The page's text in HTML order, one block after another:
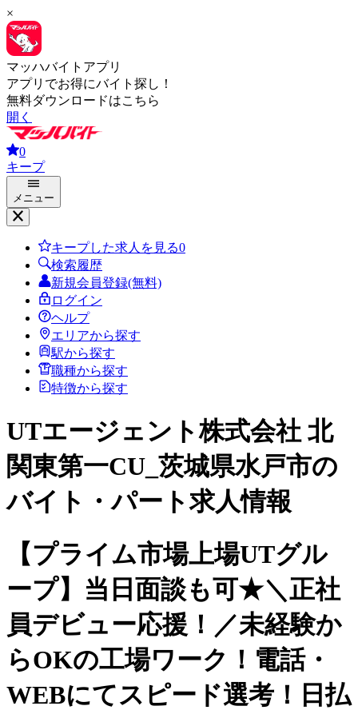
×
マッハバイトアプリ
アプリでお得にバイト探し！
無料ダウンロードはこちら
開く
0
キープ
メニュー
キープした求人を見る0
検索履歴
新規会員登録(無料)
ログイン
ヘルプ
エリアから探す
駅から探す
職種から探す
特徴から探す
UTエージェント株式会社 北
関東第一CU_茨城県水戸市の
バイト・パート求人情報
【プライム市場上場UTグル
ープ】当日面談も可★＼正社
員デビュー応援！／未経験か
らOKの工場ワーク！電話・
WEBにてスピード選考！日払